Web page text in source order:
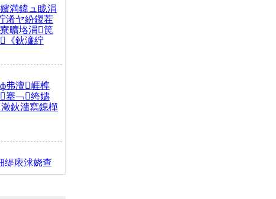
満鍏ュ眬涓
浠ヤ紛鍐茬
曠垎涓笢
《鈥濓紵
弗澶崕榫
搴﹁绔嬧
鈥濇寫鎴樿
缇庡浗娆查
簹涓庝腑鍥